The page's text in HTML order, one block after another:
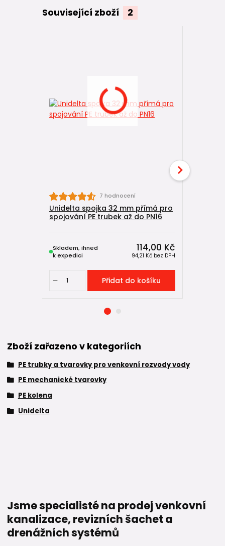
Související zboží 2
7 hodnocení
Unidelta spojka 32 mm přímá pro
spojování PE trubek až do PN16
114,00 Kč
94,21 Kč bez DPH
Skladem, ihned
k expedici
Přidat do košíku
Zboží zařazeno v kategoriích
PE trubky a tvarovky pro venkovní rozvody vody
PE mechanické tvarovky
PE kolena
Unidelta
Jsme specialisté na prodej venkovní
kanalizace, revizních šachet a
drenážních systémů